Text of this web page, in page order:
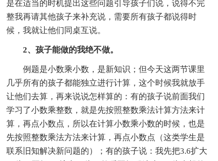
是在适当的时机提出这些问题引导孩子们说，说得不完
整我再请其他孩子来补充说，需要所有孩子都说得时
候，我就让他们同桌互说。
2、孩子能做的我绝不做。
例题是小数乘小数，是新知识；但今天这两节课里
几乎所有的孩子都能独立进行计算，这个时候我就放手
让他们去算，再来说说怎样算的：有的孩子说前面我们
学习了小数乘整数，就是先按照整数乘法计算方法来计
算，再点小数点，所以在计算小数乘小数的时候，也是
先按照整数乘法方法来计算，再点小数点（这类学生是
联系旧知解决新问题的）；有的孩子说：我先把3.6扩大